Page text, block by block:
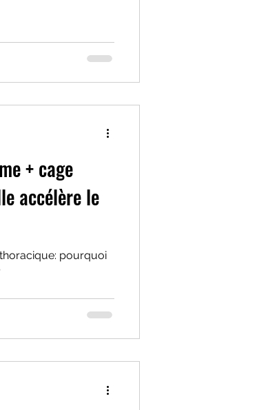
+ cage
accélère le
pourquoi